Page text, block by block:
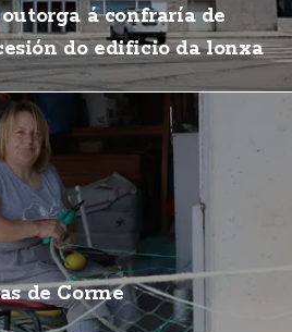
á confraría de
do edificio da lonxa
de Corme